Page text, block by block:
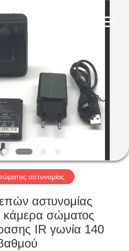
αστυνομίας
αστυνομίας
κάμερα σώματος
IR γωνία 140